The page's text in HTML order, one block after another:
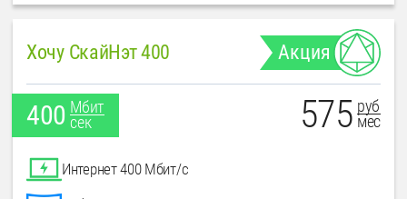
Хочу СкайНэт 400 Акция
400 Мбит
сек
575 руб
мес
Интернет 400 Мбит/с